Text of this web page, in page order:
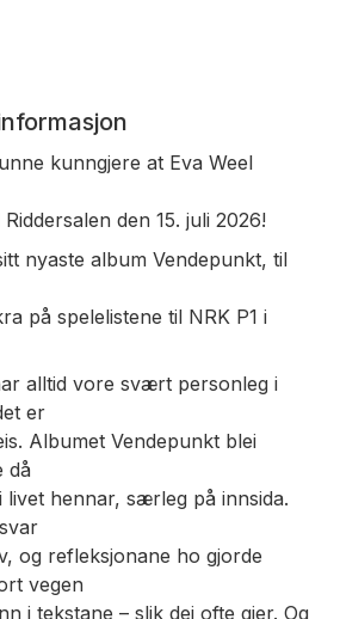
kunngjere at Eva Weel
den 15. juli 2026!
nyaste album Vendepunkt, til
på spelelistene til NRK P1 i
alltid vore svært personleg i
er
Albumet Vendepunkt blei
då
livet hennar, særleg på innsida.
og refleksjonane ho gjorde
vegen
i tekstane – slik dei ofte gjer. Og